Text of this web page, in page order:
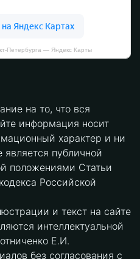
— Яндекс Карты
на то, что вся
информация носит
характер и ни
является публичной
положениями Статьи
Российской
и текст на сайте
интеллектуальной
Е.И.
без согласования с